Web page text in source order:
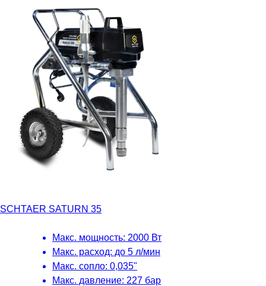
SCHTAER SATURN 35
Макс. мощность: 2000 Вт
Макс. расход: до 5 л/мин
Макс. сопло: 0,035"
Макс. давление: 227 бар